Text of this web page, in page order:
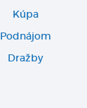
Kúpa
Podnájom
Dražby